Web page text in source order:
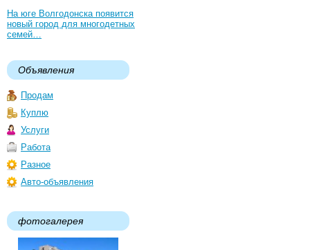
На юге Волгодонска появится
новый город для многодетных
семей…
Объявления
Продам
Куплю
Услуги
Работа
Разное
Авто-объявления
фотогалерея